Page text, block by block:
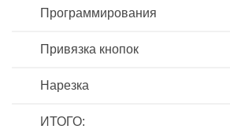
Программирования
Привязка кнопок
Нарезка
ИТОГО: